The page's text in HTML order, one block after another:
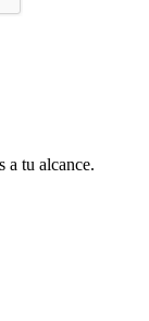
a tu alcance.